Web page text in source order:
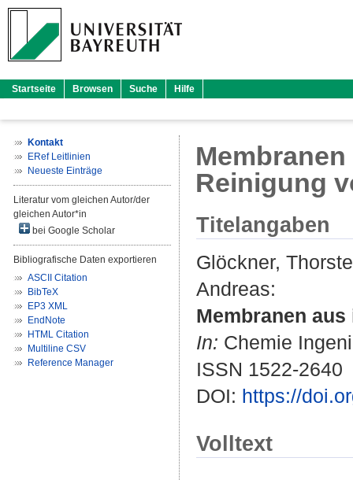
Startseite Browsen Suche Hilfe
Kontakt
ERef Leitlinien
Neueste Einträge
Literatur vom gleichen Autor/der
gleichen Autor*in
bei Google Scholar
Bibliografische Daten exportieren
ASCII Citation
BibTeX
EP3 XML
EndNote
HTML Citation
Multiline CSV
Reference Manager
Reinigung
Titelangaben
Glöckner,
Andreas:
Membranen
In: Chemie
ISSN 1522-2640
DOI: https://
Volltext